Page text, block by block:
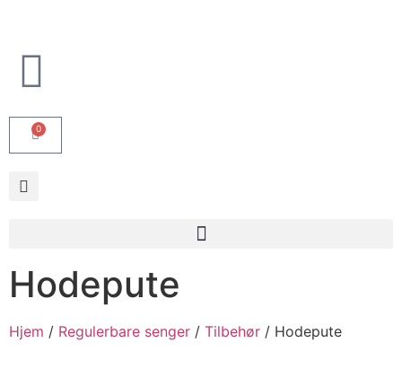
0
Hodepute
Hjem / Regulerbare senger / Tilbehør / Hodepute